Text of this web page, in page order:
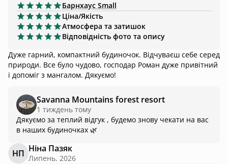
Барнхаус Small
Ціна/Якість
Атмосфера та затишок
Відповідність фото та опису
Дуже гарний, компактний будиночок. Відчуваєш себе серед
природи. Все було чудово, господар Роман дуже привітний
і допоміг з мангалом. Дякуємо!
Savanna Mountains forest resort
1 тиждень тому
Дякуємо за теплий відгук , будемо знову чекати на вас
в наших будиночках 🌿
НП Ніна Пазяк
Липень, 2026